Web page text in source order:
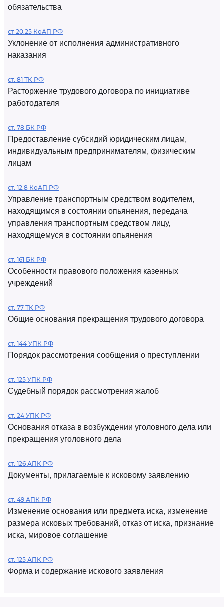
обязательства
ст 20.25 КоАП РФ
Уклонение от исполнения административного
наказания
ст. 81 ТК РФ
Расторжение трудового договора по инициативе
работодателя
ст. 78 БК РФ
Предоставление субсидий юридическим лицам,
индивидуальным предпринимателям, физическим
лицам
ст. 12.8 КоАП РФ
Управление транспортным средством водителем,
находящимся в состоянии опьянения, передача
управления транспортным средством лицу,
находящемуся в состоянии опьянения
ст. 161 БК РФ
Особенности правового положения казенных
учреждений
ст. 77 ТК РФ
Общие основания прекращения трудового договора
ст. 144 УПК РФ
Порядок рассмотрения сообщения о преступлении
ст. 125 УПК РФ
Судебный порядок рассмотрения жалоб
ст. 24 УПК РФ
Основания отказа в возбуждении уголовного дела или
прекращения уголовного дела
ст. 126 АПК РФ
Документы, прилагаемые к исковому заявлению
ст. 49 АПК РФ
Изменение основания или предмета иска, изменение
размера исковых требований, отказ от иска, признание
иска, мировое соглашение
ст. 125 АПК РФ
Форма и содержание искового заявления